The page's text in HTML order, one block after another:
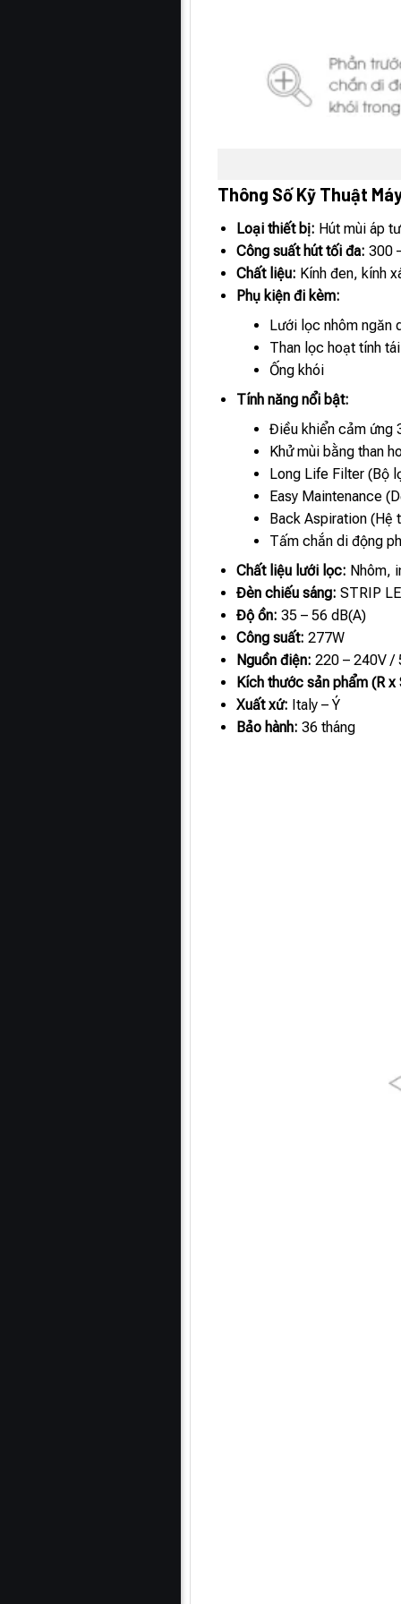
Thông Số Kỹ Thuật
Loại thiết bị: Hút mùi áp
Công suất hút tối đa: 300
Chất liệu: Kính đen, kính
Phụ kiện đi kèm:
Lưới lọc nhôm ngăn
Than lọc hoạt tính
Ống khói
Tính năng nổi bật:
Điều khiển cảm ứng
Khử mùi bằng than
Long Life Filter (Bộ
Easy Maintenance
Back Aspiration (Hệ
Tấm chắn di động
Chất liệu lưới lọc: Nhôm,
Đèn chiếu sáng: STRIP
Độ ồn: 35 – 56 dB(A)
Công suất: 277W
Nguồn điện: 220 – 240V /
Kích thước sản phẩm (R x
Xuất xứ: Italy – Ý
Bảo hành: 36 tháng